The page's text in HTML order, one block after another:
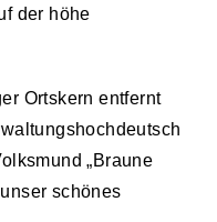
der höhe
Ortskern entfernt
„Braune
schönes